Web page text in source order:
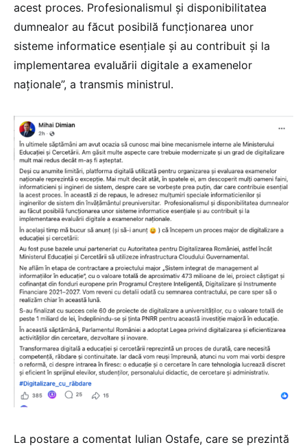
acest proces. Profesionalismul și disponibilitatea
dumnealor au făcut posibilă funcționarea unor
sisteme informatice esențiale și au contribuit și la
implementarea evaluării digitale a examenelor
naționale”, a transmis ministrul.
La postare a comentat Iulian Ostafe, care se prezintă